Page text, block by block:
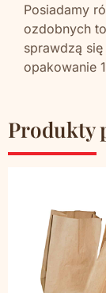
Posiadamy
ozdobnych
sprawdzą
opakowanie
Produkty